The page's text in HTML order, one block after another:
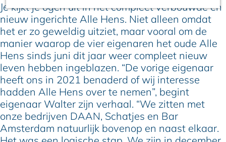
eJe kijkt je ogen uit in het compleet verbouwde en
nieuw ingerichte Alle Hens. Niet alleen omdat
het er zo geweldig uitziet, maar vooral om de
manier waarop de vier eigenaren het oude Alle
Hens sinds juni dit jaar weer compleet nieuw
leven hebben ingeblazen. “De vorige eigenaar
heeft ons in 2021 benaderd of wij interesse
hadden Alle Hens over te nemen”, begint
eigenaar Walter zijn verhaal. “We zitten met
onze bedrijven DAAN, Schatjes en Bar
Amsterdam natuurlijk bovenop en naast elkaar.